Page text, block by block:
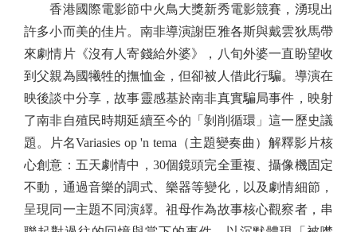
香港國際電影節中火鳥大獎新秀電影競賽，湧現出
許多小而美的佳片。南非導演謝臣雅各斯與戴雲狄馬帶
來劇情片《沒有人寄錢給外婆》，八旬外婆一直盼望收
到父親為國犧牲的撫恤金，但卻被人借此行騙。導演在
映後談中分享，故事靈感基於南非真實騙局事件，映射
了南非自殖民時期延續至今的「剝削循環」這一歷史議
題。片名Variasies op 'n tema（主題變奏曲）解釋影片核
心創意：五天劇情中，30個鏡頭完全重複、攝像機固定
不動，通過音樂的調式、樂器等變化，以及劇情細節，
呈現同一主題不同演繹。祖母作為故事核心觀察者，串